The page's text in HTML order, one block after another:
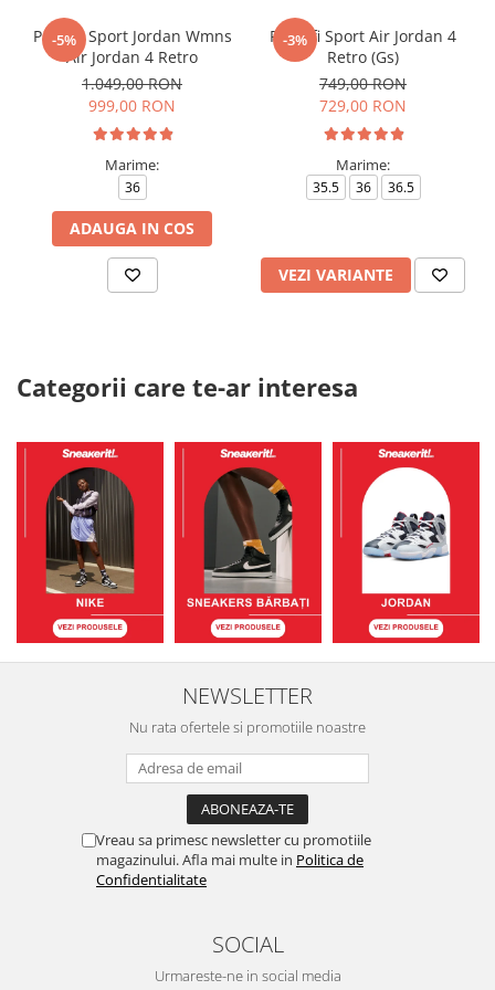
-5%
Pantofi Sport Jordan Wmns
Air Jordan 4 Retro
1.049,00 RON
999,00 RON
Marime:
36
ADAUGA IN COS
-3%
Pantofi Sport Air Jordan 4
Retro (Gs)
749,00 RON
729,00 RON
Marime:
35.5 36 36.5
VEZI VARIANTE
Categorii care te-ar interesa
NEWSLETTER
Nu rata ofertele si promotiile noastre
Vreau sa primesc newsletter cu promotiile
magazinului. Afla mai multe in Politica de
Confidentialitate
SOCIAL
Urmareste-ne in social media